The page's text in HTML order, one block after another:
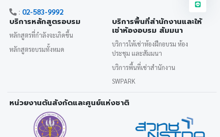
: 02-583-9992
บริการหลักสูตรอบรม
หลักสูตรที่กำลังจะเกิดขึ้น
หลักสูตรอบรมทั้งหมด
บริการพื้นที่สำนักงานและให้
เช่าห้องอบรม สัมมนา
บริการให้เช่าห้องฝึกอบรม ห้อง
ประชุม และสัมมนา
บริการพื้นที่เช่าสำนักงาน
SWPARK
หน่วยงานต้นสังกัดและศูนย์แห่งชาติ